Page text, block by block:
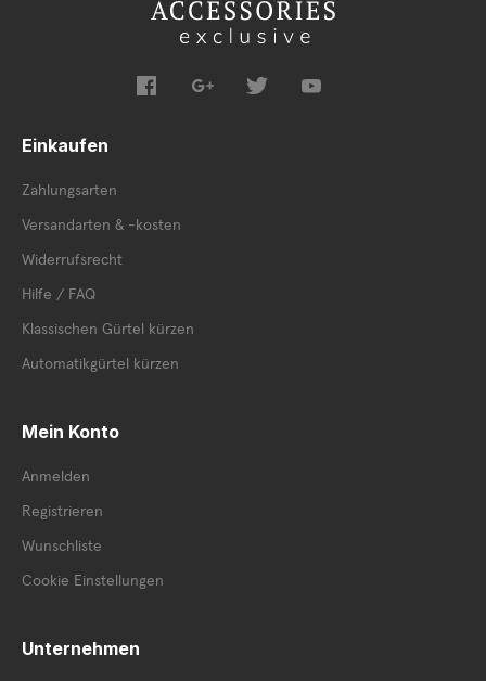
Einkaufen
Zahlungsarten
Versandarten & -kosten
Widerrufsrecht
Hilfe / FAQ
Klassischen Gürtel kürzen
Automatikgürtel kürzen
Mein Konto
Anmelden
Registrieren
Wunschliste
Cookie Einstellungen
Unternehmen